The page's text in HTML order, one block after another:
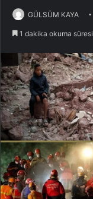
GÜLSÜM KAYA
1 dakika okuma süresi